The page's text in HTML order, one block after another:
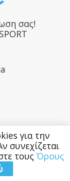
σας!
νησί
για την
συνεχίζεται
τους Όρους